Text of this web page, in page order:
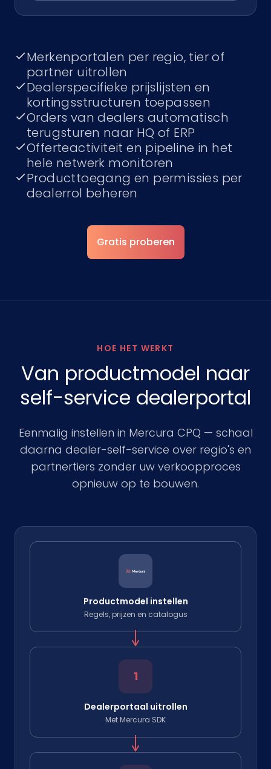
Merkenportalen per regio, tier of
partner uitrollen
Dealerspecifieke prijslijsten en
kortingsstructuren toepassen
Orders van dealers automatisch
terugsturen naar HQ of ERP
Offerteactiviteit en pipeline in het
hele netwerk monitoren
Producttoegang en permissies per
dealerrol beheren
Gratis proberen
HOE HET WERKT
Van productmodel naar
self-service dealerportal
Eenmalig instellen in Mercura CPQ — schaal
daarna dealer-self-service over regio's en
partnertiers zonder uw verkoopproces
opnieuw op te bouwen.
Productmodel instellen
Regels, prijzen en catalogus
1
Dealerportaal uitrollen
Met Mercura SDK